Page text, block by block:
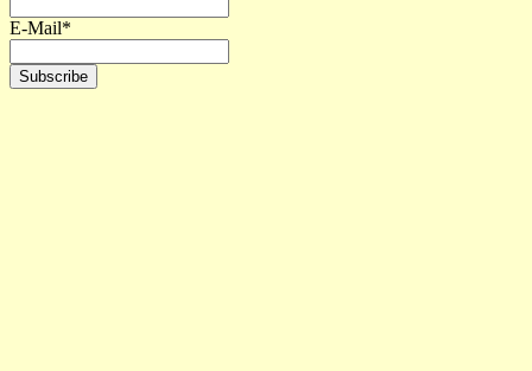
E-Mail*